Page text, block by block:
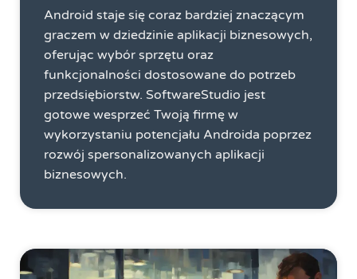
Android staje się coraz bardziej znaczącym
graczem w dziedzinie aplikacji biznesowych,
oferując wybór sprzętu oraz
funkcjonalności dostosowane do potrzeb
przedsiębiorstw. SoftwareStudio jest
gotowe wesprzeć Twoją firmę w
wykorzystaniu potencjału Androida poprzez
rozwój spersonalizowanych aplikacji
biznesowych.